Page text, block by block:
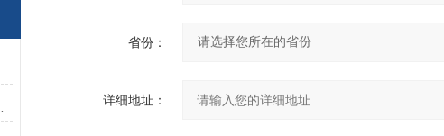
省份：
详细地址：